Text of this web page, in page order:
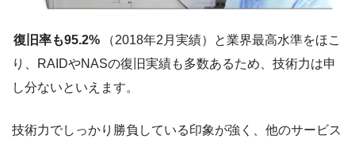
復旧率も95.2%
（2018年2月実績）と業界最高水準をほこ
り、RAIDやNASの復旧実績も多数あるため、技術力は申
し分ないといえます。
技術力でしっかり勝負している印象が強く、他のサービス